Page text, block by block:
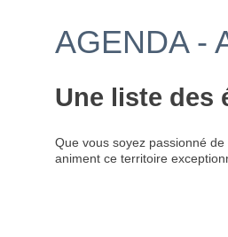
AGENDA -
Une liste des
Que vous soyez passionné
animent ce territoire